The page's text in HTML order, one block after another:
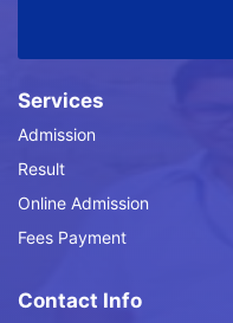
Services
Admission
Result
Online Admission
Fees Payment
Contact Info